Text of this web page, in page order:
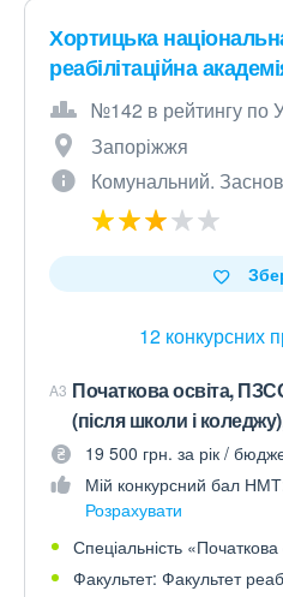
Хортицька
реабілітаційна
№142 в рейтингу по
Запоріжжя
Комунальний.
12 конкурсних
A3 Початкова освіта,
(після школи і
19 500 грн. за рік /
Мій конкурсний бал
Розрахувати
Спеціальність
Факультет: Факультет